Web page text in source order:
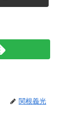
関根義光